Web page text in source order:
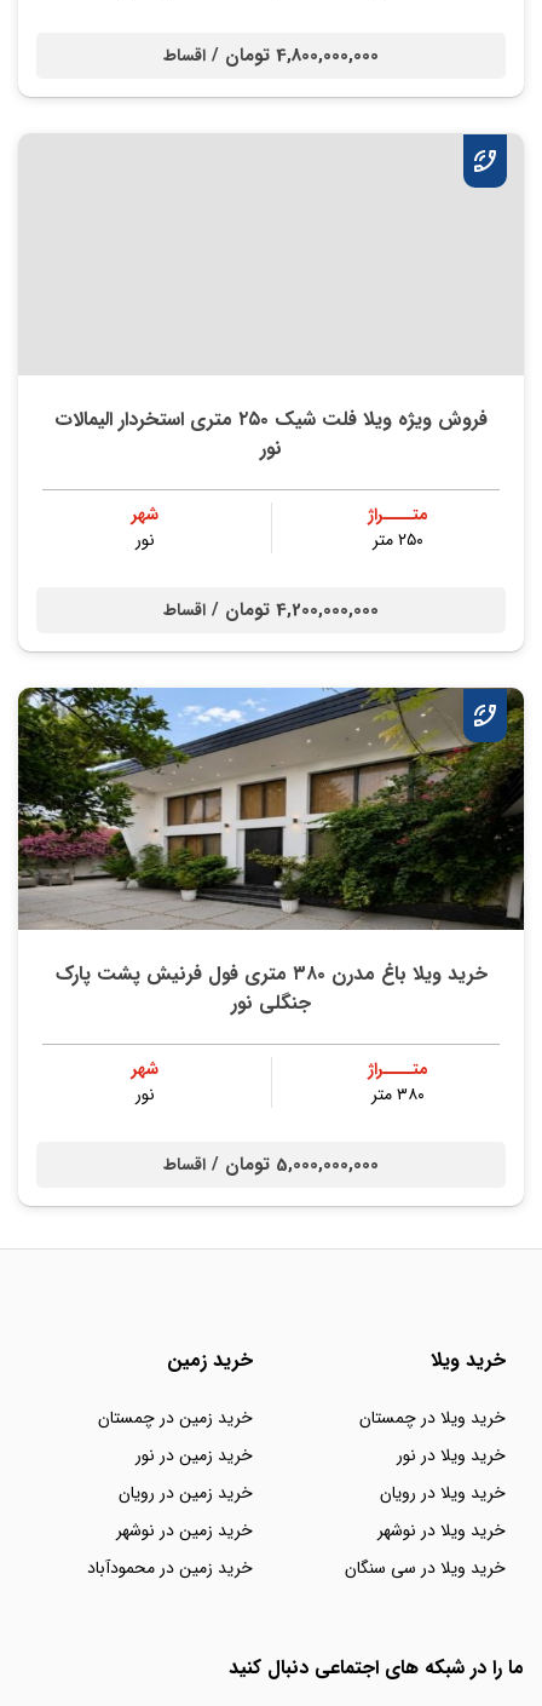
4,800,000,000 تومان / اقساط
فروش ویژه ویلا فلت شیک ۲۵۰ متری استخردار الیمالات
نور
متــــراژ
۲۵۰ متر
شهر
نور
4,200,000,000 تومان / اقساط
خرید ویلا باغ مدرن ۳۸۰ متری فول فرنیش پشت پارک
جنگلی نور
متــــراژ
۳۸۰ متر
شهر
نور
5,000,000,000 تومان / اقساط
خرید ویلا
خرید ویلا در چمستان
خرید ویلا در نور
خرید ویلا در رویان
خرید ویلا در نوشهر
خرید ویلا در سی سنگان
خرید زمین
خرید زمین در چمستان
خرید زمین در نور
خرید زمین در رویان
خرید زمین در نوشهر
خرید زمین در محمودآباد
ما را در شبکه های اجتماعی دنبال کنید